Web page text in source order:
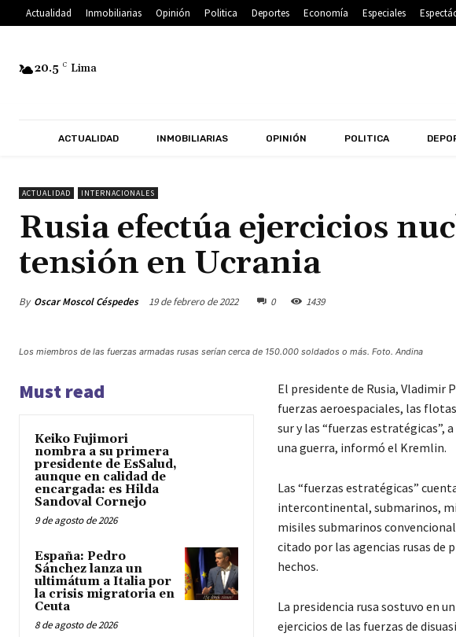
Actualidad Inmobiliarias Opinión Politica Deportes Economía Especiales
20.5 C Lima
ACTUALIDAD INMOBILIARIAS OPINIÓN POLITICA
ACTUALIDAD INTERNACIONALES
Rusia efectúa ejercicios
tensión en Ucrania
By Oscar Moscol Céspedes 19 de febrero de 2022 0 1439
Los miembros de las fuerzas armadas rusas serían cerca de 150.000 soldados o más. Foto. Andina
Must read
Keiko Fujimori
nombra a su primera
presidente de EsSalud,
aunque en calidad de
encargada: es Hilda
Sandoval Cornejo
9 de agosto de 2026
España: Pedro
Sánchez lanza un
ultimátum a Italia por
la crisis migratoria en
Ceuta
8 de agosto de 2026
El presidente de Rusia, Vladimir
fuerzas aeroespaciales, las
sur y las “fuerzas estratégicas”,
una guerra, informó el Kremlin.
Las “fuerzas estratégicas”
intercontinental, submarinos,
misiles submarinos
citado por las agencias rusas de
hechos.
La presidencia rusa sostuvo en
ejercicios de las fuerzas de